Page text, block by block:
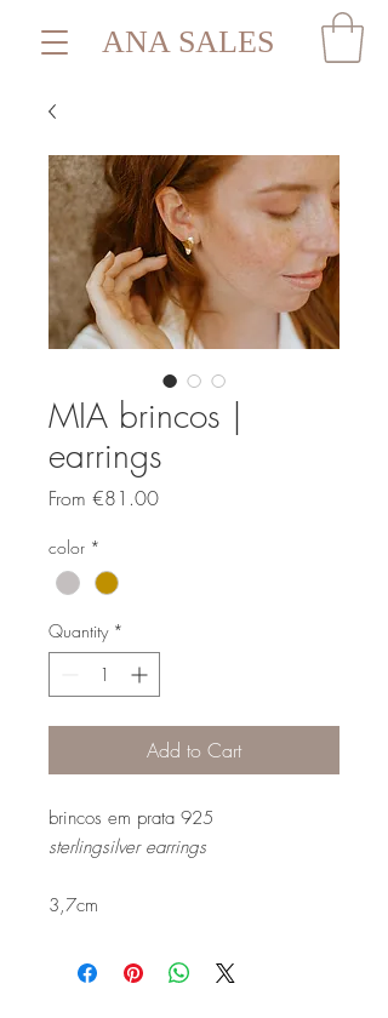
ANA SALES
MIA brincos |
earrings
From €81.00Sale
color *
Quantity *
Add to Cart
brincos em prata 925
sterlingsilver earrings
3,7cm